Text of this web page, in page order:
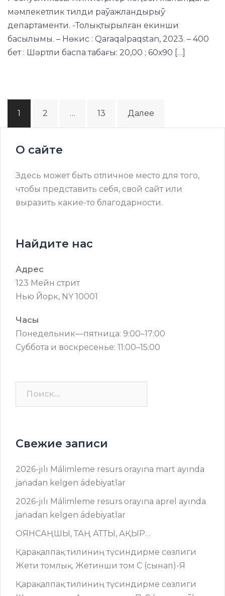
мәмлекетлик тилди раўажландырыў
департаменти. -Толықтырылған екинши
басылымы. – Нөкис : Qaraqalpaqstan, 2023. – 400
бет : Шәртли баспа табағы: 20,00 ; 60х90 […]
Пагинация
записей
1 2 … 13 Далее
О сайте
Здесь может быть отличное место для того,
чтобы представить себя, свой сайт или
выразить какие-то благодарности.
Найдите нас
Адрес
123 Мейн стрит
Нью Йорк, NY 10001
Часы
Понедельник—пятница: 9:00–17:00
Суббота и воскресенье: 11:00–15:00
Свежие записи
2026-jılı Málimleme resurs оrayına mart ayında
jańadan kelgen ádebiyatlar
2026-jılı Málimleme resurs оrayına aprel ayında
jańadan kelgen ádebiyatlar
ОЯНСАҢШЫ, ТАҢ АТТЫ, АҚЫР…
Қарақалпақ тилиниң түсиндирме сөзлиги
Жети томлық. Жетинши том C (сынап)-Я
Қарақалпақ тилиниң түсиндирме сөзлиги